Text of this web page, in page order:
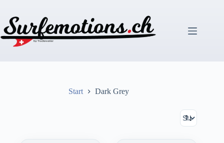
springen
Start Dark Grey